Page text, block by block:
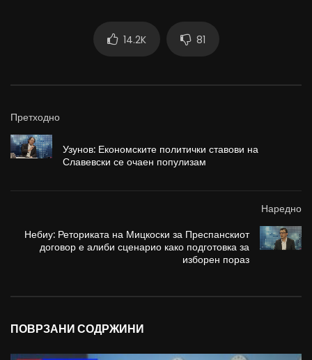
14.2K 81
Претходно
Узунов: Економските политички ставови на
Славевски се очаен популизам
Наредно
Небиу: Реториката на Мицкоски за Преспанскиот
договор е алиби сценарио како подготовка за
изборен пораз
ПОВРЗАНИ СОДРЖИНИ